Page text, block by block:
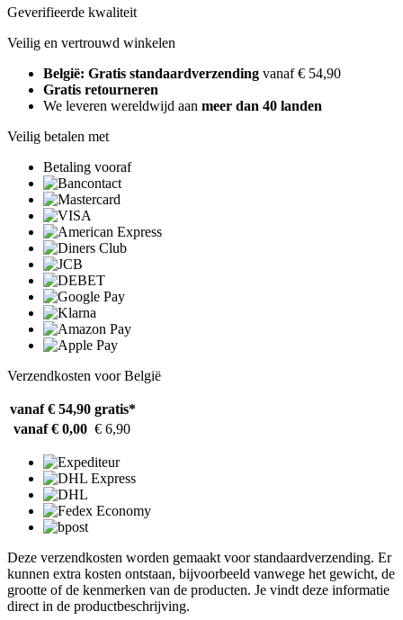
Geverifieerde kwaliteit
Veilig en vertrouwd winkelen
België: Gratis standaardverzending vanaf € 54,90
Gratis retourneren
We leveren wereldwijd aan meer dan 40 landen
Veilig betalen met
Betaling vooraf
Verzendkosten voor België
vanaf € 54,90 gratis*
vanaf € 0,00 € 6,90
Deze verzendkosten worden gemaakt voor standaardverzending. Er
kunnen extra kosten ontstaan, bijvoorbeeld vanwege het gewicht, de
grootte of de kenmerken van de producten. Je vindt deze informatie
direct in de productbeschrijving.